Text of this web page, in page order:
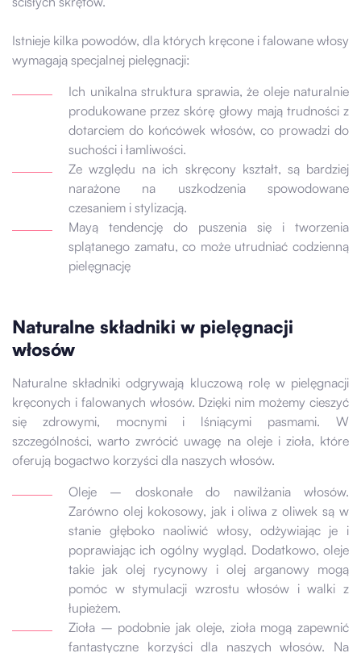
Istnieje kilka powodów, dla których kręcone i falowane włosy
wymagają specjalnej pielęgnacji:
Ich unikalna struktura sprawia, że oleje naturalnie
produkowane przez skórę głowy mają trudności z
dotarciem do końcówek włosów, co prowadzi do
suchości i łamliwości.
Ze względu na ich skręcony kształt, są bardziej
narażone na uszkodzenia spowodowane
czesaniem i stylizacją.
Mayą tendencję do puszenia się i tworzenia
splątanego zamatu, co może utrudniać codzienną
pielęgnację
Naturalne składniki w pielęgnacji
włosów
Naturalne składniki odgrywają kluczową rolę w pielęgnacji
kręconych i falowanych włosów. Dzięki nim możemy cieszyć
się zdrowymi, mocnymi i lśniącymi pasmami. W
szczególności, warto zwrócić uwagę na oleje i zioła, które
oferują bogactwo korzyści dla naszych włosów.
Oleje – doskonałe do nawilżania włosów.
Zarówno olej kokosowy, jak i oliwa z oliwek są w
stanie głęboko naoliwić włosy, odżywiając je i
poprawiając ich ogólny wygląd. Dodatkowo, oleje
takie jak olej rycynowy i olej arganowy mogą
pomóc w stymulacji wzrostu włosów i walki z
łupieżem.
Zioła – podobnie jak oleje, zioła mogą zapewnić
fantastyczne korzyści dla naszych włosów. Na